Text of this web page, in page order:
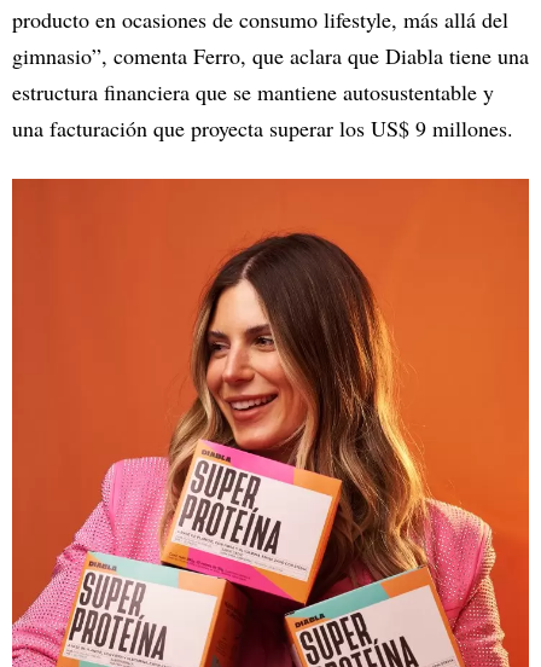
producto en ocasiones de consumo lifestyle, más allá del
gimnasio”, comenta Ferro, que aclara que Diabla tiene una
estructura financiera que se mantiene autosustentable y
una facturación que proyecta superar los US$ 9 millones.